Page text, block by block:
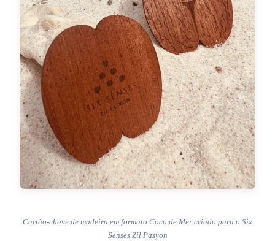
Cartão-chave de madeira em formato Coco de Mer criado para o Six
Senses Zil Pasyon